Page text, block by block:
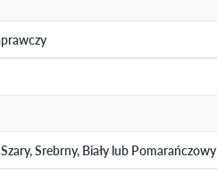
Srebrny, Biały lub Pomarańczowy